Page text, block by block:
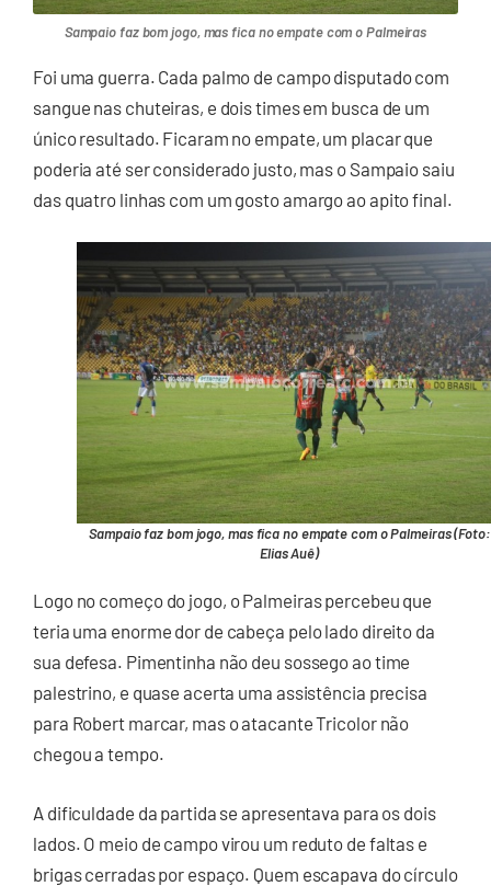
Sampaio faz bom jogo, mas fica no empate com o Palmeiras
Foi uma guerra. Cada palmo de campo disputado com
sangue nas chuteiras, e dois times em busca de um
único resultado. Ficaram no empate, um placar que
poderia até ser considerado justo, mas o Sampaio saiu
das quatro linhas com um gosto amargo ao apito final.
Sampaio faz bom jogo, mas fica no empate com o Palmeiras (Foto:
Elias Auê)
Logo no começo do jogo, o Palmeiras percebeu que
teria uma enorme dor de cabeça pelo lado direito da
sua defesa. Pimentinha não deu sossego ao time
palestrino, e quase acerta uma assistência precisa
para Robert marcar, mas o atacante Tricolor não
chegou a tempo.
A dificuldade da partida se apresentava para os dois
lados. O meio de campo virou um reduto de faltas e
brigas cerradas por espaço. Quem escapava do círculo